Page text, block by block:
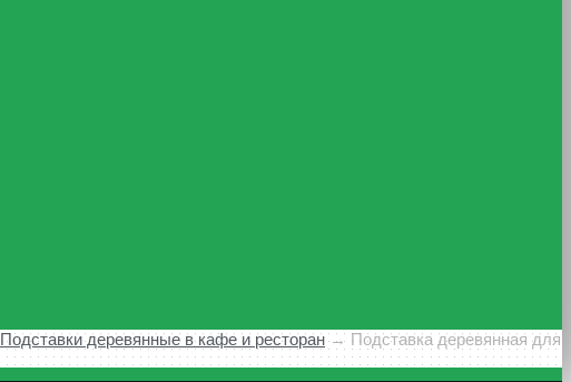
Подставки деревянные в кафе и ресторан→ Подставка деревянная для